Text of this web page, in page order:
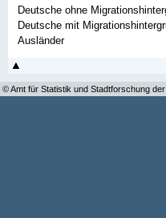
Deutsche ohne
Deutsche mit
Ausländer
© Amt für Statistik und Stadtforschung